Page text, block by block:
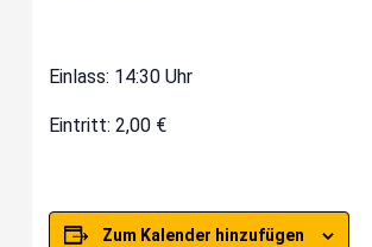
Einlass: 14:30 Uhr
Eintritt: 2,00 €
Zum Kalender hinzufügen